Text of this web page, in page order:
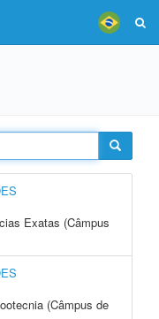
Exatas (Câmpus
(Câmpus de